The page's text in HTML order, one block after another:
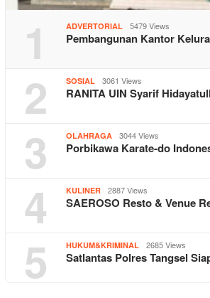
1 ADVERTORIAL 5479 Views
Pembangunan Kantor
2 SOSIAL 3061 Views
RANITA UIN Syarif
3 OLAHRAGA 3044 Views
Porbikawa Karate-do
4 KULINER 2887 Views
SAEROSO Resto & Venue
5 HUKUM&KRIMINAL 2685 Views
Satlantas Polres Tangsel